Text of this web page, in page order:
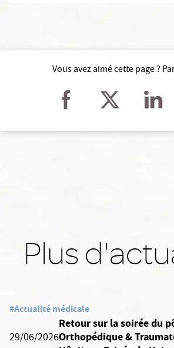
Vous avez aimé cette page ?
Plus
#Actualité médicale
29/06/2026
Retour sur la soirée du
Orthopédique &